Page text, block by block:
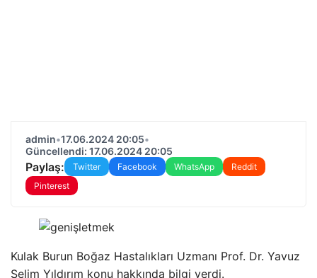
admin•17.06.2024 20:05•
Güncellendi: 17.06.2024 20:05
Paylaş: Twitter Facebook WhatsApp
Reddit
Pinterest
Kulak Burun Boğaz Hastalıkları Uzmanı Prof. Dr. Yavuz
Selim Yıldırım konu hakkında bilgi verdi.